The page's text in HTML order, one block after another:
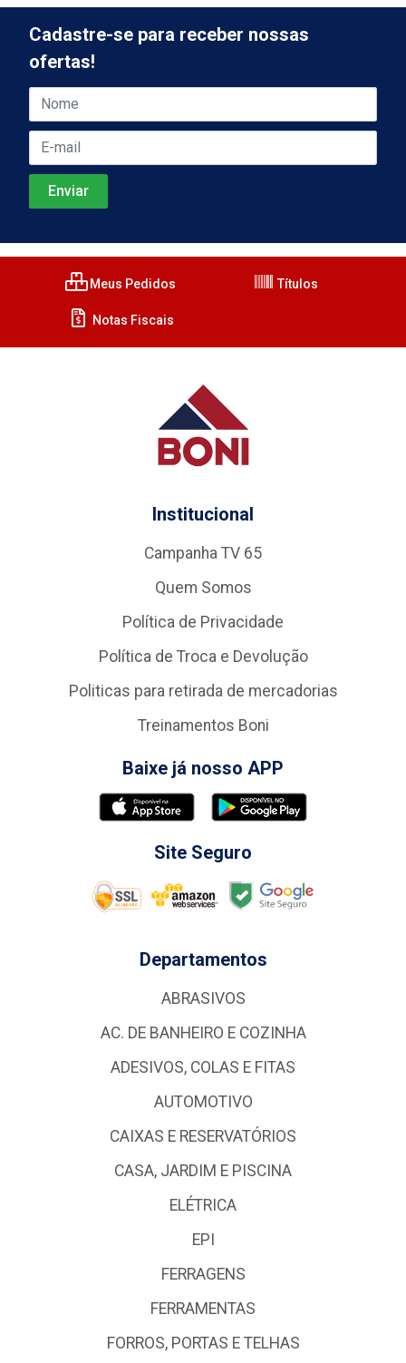
Cadastre-se para receber nossas
ofertas!
Meus Pedidos Títulos
Notas Fiscais
Institucional
Campanha TV 65
Quem Somos
Política de Privacidade
Política de Troca e Devolução
Politicas para retirada de mercadorias
Treinamentos Boni
Baixe já nosso APP
Site Seguro
Departamentos
ABRASIVOS
AC. DE BANHEIRO E COZINHA
ADESIVOS, COLAS E FITAS
AUTOMOTIVO
CAIXAS E RESERVATÓRIOS
CASA, JARDIM E PISCINA
ELÉTRICA
EPI
FERRAGENS
FERRAMENTAS
FORROS, PORTAS E TELHAS